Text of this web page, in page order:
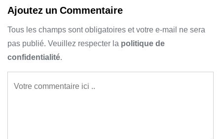
Ajoutez un Commentaire
Tous les champs sont obligatoires et votre e-mail ne sera
pas publié. Veuillez respecter lapolitique de
confidentialité.